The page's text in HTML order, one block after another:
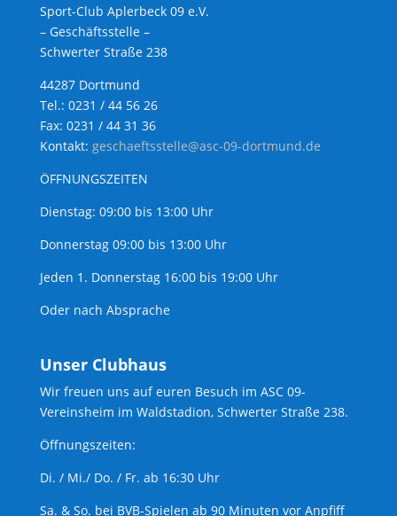
Sport-Club Aplerbeck 09 e.V.
– Geschäftsstelle –
Schwerter Straße 238
44287 Dortmund
Tel.: 0231 / 44 56 26
Fax: 0231 / 44 31 36
Kontakt: geschaeftsstelle@asc-09-dortmund.de
ÖFFNUNGSZEITEN
Dienstag: 09:00 bis 13:00 Uhr
Donnerstag 09:00 bis 13:00 Uhr
Jeden 1. Donnerstag 16:00 bis 19:00 Uhr
Oder nach Absprache
Unser Clubhaus
Wir freuen uns auf euren Besuch im ASC 09-
Vereinsheim im Waldstadion, Schwerter Straße 238.
Öffnungszeiten:
Di. / Mi./ Do. / Fr. ab 16:30 Uhr
Sa. & So. bei BVB-Spielen ab 90 Minuten vor Anpfiff